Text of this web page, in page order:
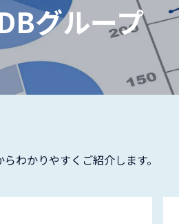
グループ
わかりやすくご紹介します。